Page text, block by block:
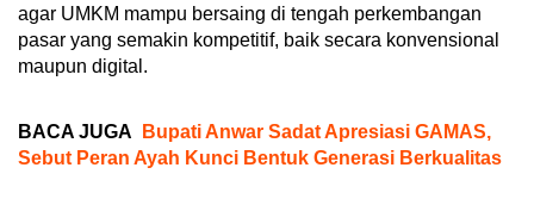
agar UMKM mampu bersaing di tengah perkembangan
pasar yang semakin kompetitif, baik secara konvensional
maupun digital.
BACA JUGA
Bupati Anwar Sadat Apresiasi GAMAS,
Sebut Peran Ayah Kunci Bentuk Generasi Berkualitas